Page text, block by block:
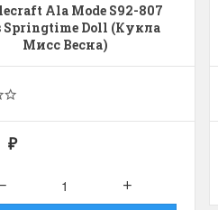
Ala Mode S92-807
Springtime Doll (Кукла
Мисс Весна)
₽